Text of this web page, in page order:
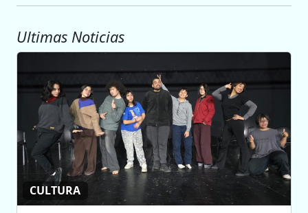
Ultimas Noticias
CULTURA